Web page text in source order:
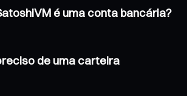
é uma conta bancária?
de uma carteira